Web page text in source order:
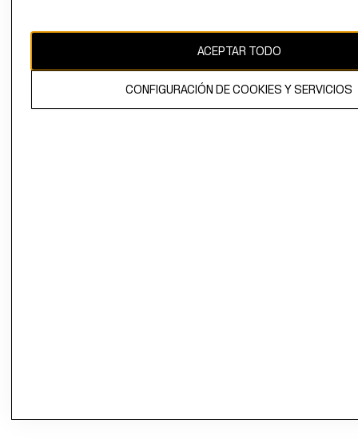
El contenido de esta página web está protegido por copyright y es
propiedad de H&M Hennes & Mauritz AB.
ACEPTAR TODO
CONFIGURACIÓN DE COOKIES Y SERVICIOS